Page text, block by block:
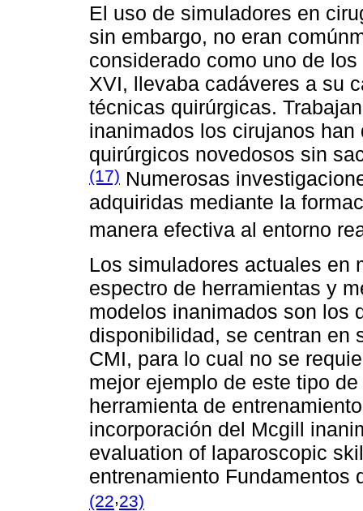
El uso de simuladores en
sin embargo, no eran
considerado como uno de
XVI, llevaba cadáveres a su
técnicas quirúrgicas.
inanimados los cirujanos
quirúrgicos novedosos sin
(17) Numerosas
adquiridas mediante la
manera efectiva al entorno
Los simuladores actuales en
espectro de herramientas y
modelos inanimados son los
disponibilidad, se centran en
CMI, para lo cual no se
mejor ejemplo de este tipo
herramienta de
incorporación del Mcgill
evaluation of laparoscopic
entrenamiento Fundamentos
(22,23)